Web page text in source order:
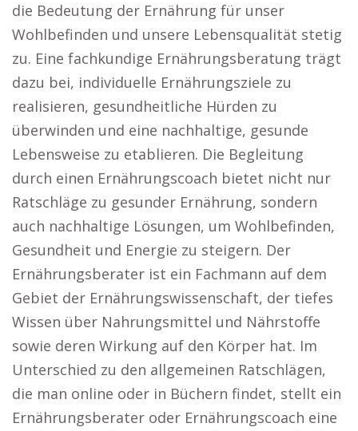
die Bedeutung der Ernährung für unser
Wohlbefinden und unsere Lebensqualität stetig
zu. Eine fachkundige Ernährungsberatung trägt
dazu bei, individuelle Ernährungsziele zu
realisieren, gesundheitliche Hürden zu
überwinden und eine nachhaltige, gesunde
Lebensweise zu etablieren. Die Begleitung
durch einen Ernährungscoach bietet nicht nur
Ratschläge zu gesunder Ernährung, sondern
auch nachhaltige Lösungen, um Wohlbefinden,
Gesundheit und Energie zu steigern. Der
Ernährungsberater ist ein Fachmann auf dem
Gebiet der Ernährungswissenschaft, der tiefes
Wissen über Nahrungsmittel und Nährstoffe
sowie deren Wirkung auf den Körper hat. Im
Unterschied zu den allgemeinen Ratschlägen,
die man online oder in Büchern findet, stellt ein
Ernährungsberater oder Ernährungscoach eine